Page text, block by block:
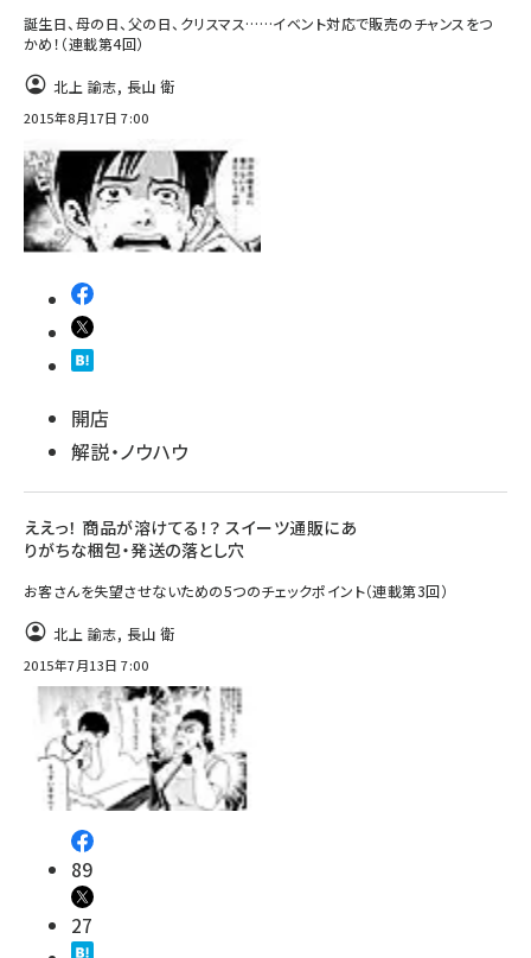
誕生日、母の日、父の日、クリスマス……イベント対応で販売のチャンスをつ
かめ！（連載第4回）
北上 諭志, 長山 衛
2015年8月17日 7:00
開店
解説・ノウハウ
ええっ！ 商品が溶けてる！？ スイーツ通販にあ
りがちな梱包・発送の落とし穴
お客さんを失望させないための5つのチェックポイント（連載第3回）
北上 諭志, 長山 衛
2015年7月13日 7:00
89
27